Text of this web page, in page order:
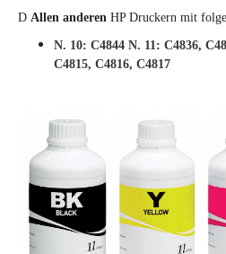
D Allen anderen HP Druckern mit
N. 10: C4844 N. 11: C4836,
C4815, C4816, C4817